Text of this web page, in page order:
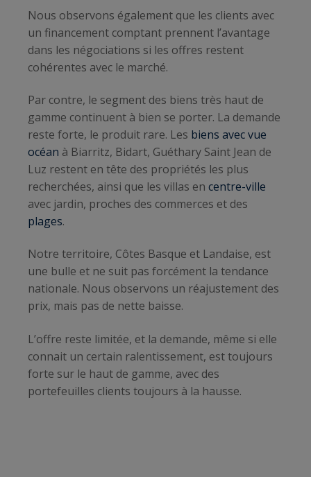
Nous observons également que les clients avec
un financement comptant prennent l’avantage
dans les négociations si les offres restent
cohérentes avec le marché.
Par contre, le segment des biens très haut de
gamme continuent à bien se porter. La demande
reste forte, le produit rare. Les biens avec vue
océan à Biarritz, Bidart, Guéthary Saint Jean de
Luz restent en tête des propriétés les plus
recherchées, ainsi que les villas en centre-ville
avec jardin, proches des commerces et des
plages.
Notre territoire, Côtes Basque et Landaise, est
une bulle et ne suit pas forcément la tendance
nationale. Nous observons un réajustement des
prix, mais pas de nette baisse.
L’offre reste limitée, et la demande, même si elle
connait un certain ralentissement, est toujours
forte sur le haut de gamme, avec des
portefeuilles clients toujours à la hausse.